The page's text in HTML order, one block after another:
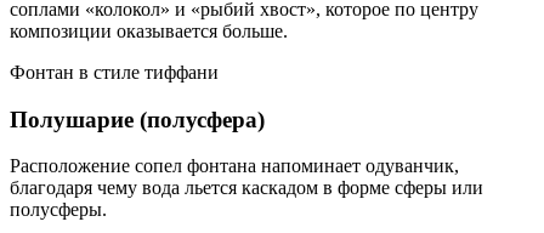
соплами «колокол» и «рыбий хвост», которое по центру
композиции оказывается больше.
Фонтан в стиле тиффани
Полушарие (полусфера)
Расположение сопел фонтана напоминает одуванчик,
благодаря чему вода льется каскадом в форме сферы или
полусферы.